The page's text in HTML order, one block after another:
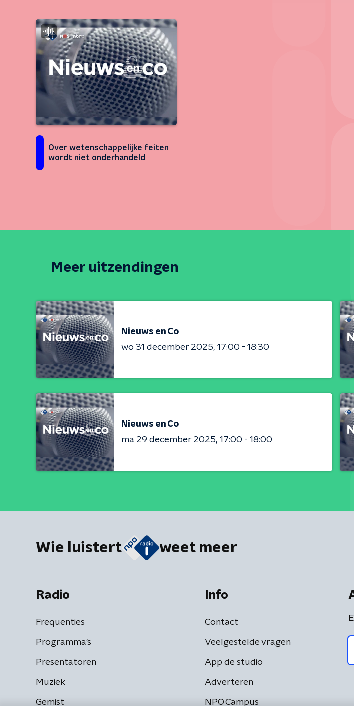
Over wetenschappelijke feiten
wordt niet onderhandeld
Meer uitzendingen
Nieuws en Co
wo 31 december 2025 17:00 - 18:30
Nieuws en Co
ma 29 december 2025 17:00 - 18:00
Wie luistert weet meer
Radio
Frequenties
Programma's
Presentatoren
Muziek
Gemist
Info
Contact
Veelgestelde vragen
App de studio
Adverteren
NPO Campus